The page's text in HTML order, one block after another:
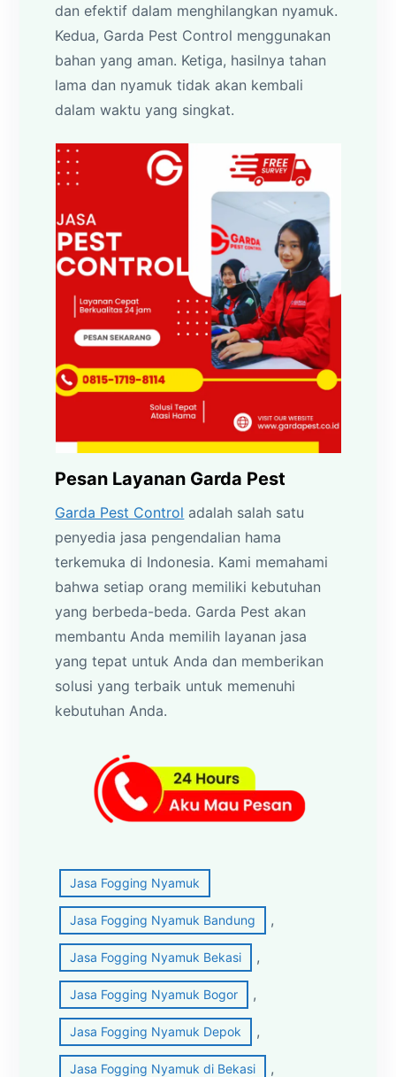
dan efektif dalam menghilangkan nyamuk.
Kedua, Garda Pest Control menggunakan
bahan yang aman. Ketiga, hasilnya tahan
lama dan nyamuk tidak akan kembali
dalam waktu yang singkat.
Pesan Layanan Garda Pest
Garda Pest Control adalah salah satu
penyedia jasa pengendalian hama
terkemuka di Indonesia. Kami memahami
bahwa setiap orang memiliki kebutuhan
yang berbeda-beda. Garda Pest akan
membantu Anda memilih layanan jasa
yang tepat untuk Anda dan memberikan
solusi yang terbaik untuk memenuhi
kebutuhan Anda.
Jasa Fogging Nyamuk
Jasa Fogging Nyamuk Bandung ,
Jasa Fogging Nyamuk Bekasi ,
Jasa Fogging Nyamuk Bogor ,
Jasa Fogging Nyamuk Depok ,
Jasa Fogging Nyamuk di Bekasi ,